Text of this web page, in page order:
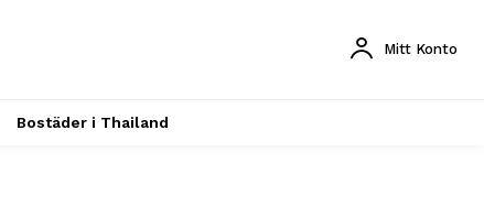
Mitt Konto
Bostäder i Thailand